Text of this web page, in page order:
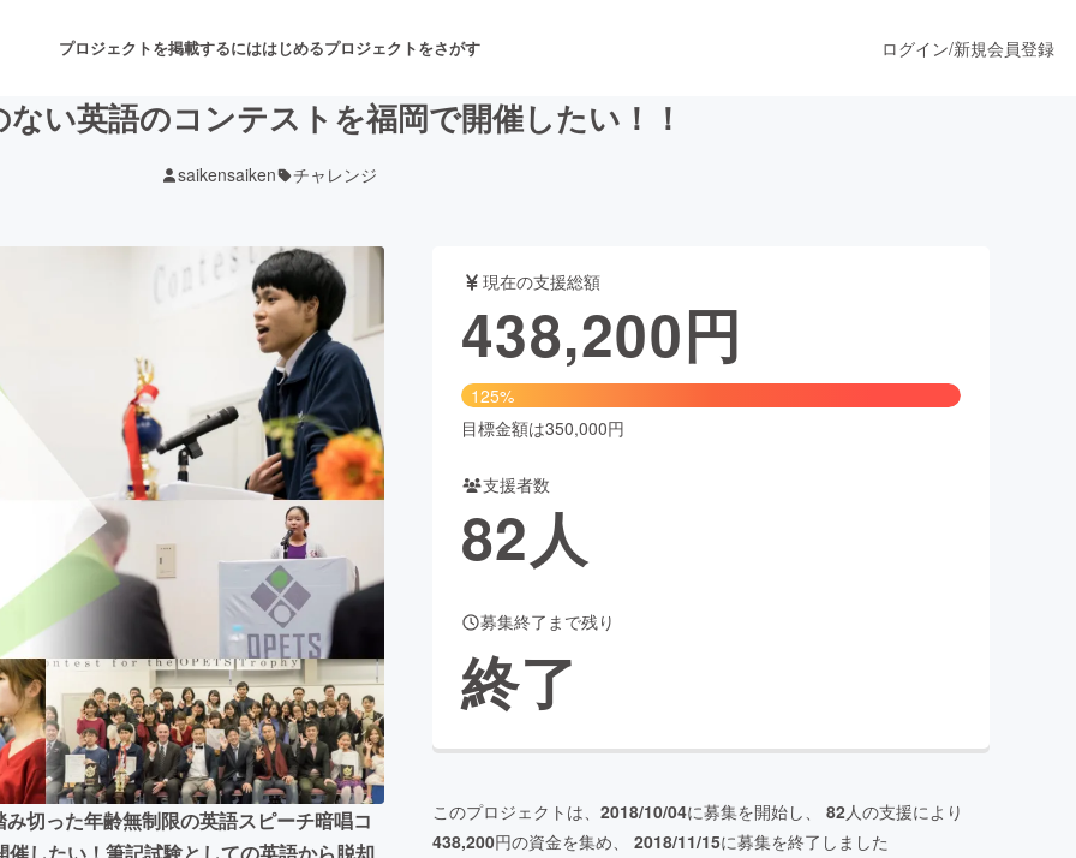
プロジェクトを掲載するにははじめるプロジェクトをさがす
舞台・パフォーマンス
ゲーム・サービス開発 フード・飲食店 ファッション
書籍・雑誌出版 アニメ・漫画
ビューティー・ヘルスケア
CAMPFIRE for Social GoodCAMPFIRE Creation
CAMPFIREふるさと納税machi-yaコミュニティ
ログイン/新規会員登録
ない英語のコンテストを福岡で開催したい！！
saikensaiken チャレンジ
切った年齢無制限の英語スピーチ暗唱コ
現在の支援総額
438,200円
125%
目標金額は350,000円
支援者数
82人
募集終了まで残り
終了
このプロジェクトは、 2018/10/04に募集を開始し、 82人の支援により
438,200円の資金を集め、 2018/11/15に募集を終了しました